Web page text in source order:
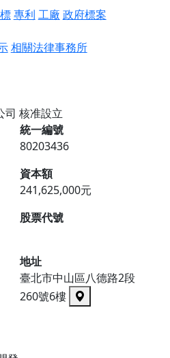
專利 工廠 政府標案
相關法律事務所
司 核准設立
統一編號
80203436
資本額
241,625,000元
股票代號
地址
臺北市中山區八德路2段
260號6樓